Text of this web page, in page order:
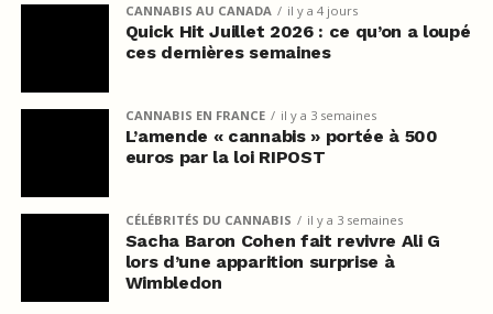
CANNABIS AU CANADA il y a 4 jours
Quick Hit Juillet 2026 : ce qu’on a loupé
ces dernières semaines
CANNABIS EN FRANCE il y a 3 semaines
L’amende « cannabis » portée à 500
euros par la loi RIPOST
CÉLÉBRITÉS DU CANNABIS il y a 3 semaines
Sacha Baron Cohen fait revivre Ali G
lors d’une apparition surprise à
Wimbledon